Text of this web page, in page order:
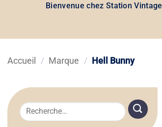
Bienvenue chez Station Vintage
Accueil / Marque / Hell Bunny
Recherche
pour :